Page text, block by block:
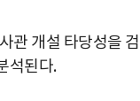
관 개설 타당성을 검
석된다.